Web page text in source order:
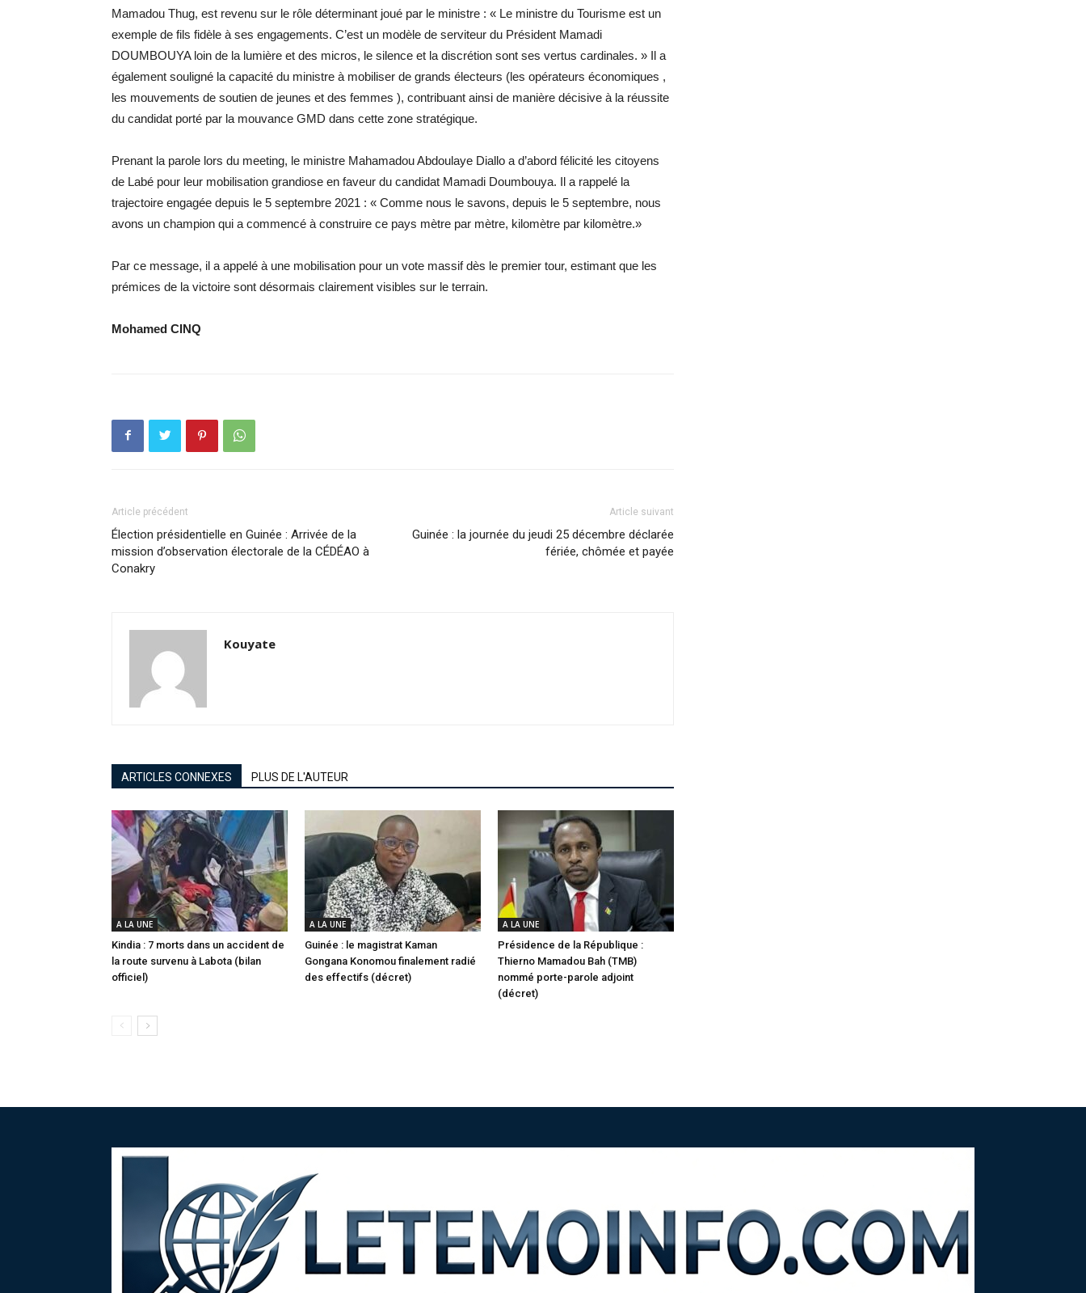
Mamadou Thug, est revenu sur le rôle déterminant joué par le ministre : « Le ministre du Tourisme est un
exemple de fils fidèle à ses engagements. C’est un modèle de serviteur du Président Mamadi
DOUMBOUYA loin de la lumière et des micros, le silence et la discrétion sont ses vertus cardinales. » Il a
également souligné la capacité du ministre à mobiliser de grands électeurs (les opérateurs économiques ,
les mouvements de soutien de jeunes et des femmes ), contribuant ainsi de manière décisive à la réussite
du candidat porté par la mouvance GMD dans cette zone stratégique.
Prenant la parole lors du meeting, le ministre Mahamadou Abdoulaye Diallo a d’abord félicité les citoyens
de Labé pour leur mobilisation grandiose en faveur du candidat Mamadi Doumbouya. Il a rappelé la
trajectoire engagée depuis le 5 septembre 2021 : « Comme nous le savons, depuis le 5 septembre, nous
avons un champion qui a commencé à construire ce pays mètre par mètre, kilomètre par kilomètre.»
Par ce message, il a appelé à une mobilisation pour un vote massif dès le premier tour, estimant que les
prémices de la victoire sont désormais clairement visibles sur le terrain.
Mohamed CINQ
Article précédent
Élection présidentielle en Guinée : Arrivée de la
mission d’observation électorale de la CÉDÉAO à
Conakry
Article suivant
Guinée : la journée du jeudi 25 décembre déclarée
fériée, chômée et payée
Kouyate
ARTICLES CONNEXES PLUS DE L'AUTEUR
A LA UNE
Kindia : 7 morts dans un accident de
la route survenu à Labota (bilan
officiel)
A LA UNE
Guinée : le magistrat Kaman
Gongana Konomou finalement radié
des effectifs (décret)
A LA UNE
Présidence de la République :
Thierno Mamadou Bah (TMB)
nommé porte-parole adjoint
(décret)